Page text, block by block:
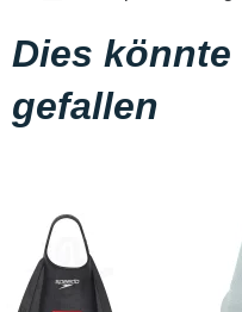
Dies
gefallen